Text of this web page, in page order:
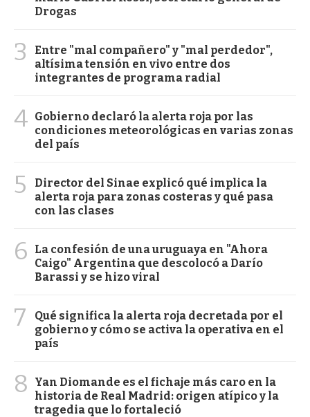
Drogas
3
Entre "mal compañero" y "mal perdedor",
altísima tensión en vivo entre dos
integrantes de programa radial
4 Gobierno declaró la alerta roja por las
condiciones meteorológicas en varias zonas
del país
5
Director del Sinae explicó qué implica la
alerta roja para zonas costeras y qué pasa
con las clases
6
La confesión de una uruguaya en "Ahora
Caigo" Argentina que descolocó a Darío
Barassi y se hizo viral
7
Qué significa la alerta roja decretada por el
gobierno y cómo se activa la operativa en el
país
8
Yan Diomande es el fichaje más caro en la
historia de Real Madrid: origen atípico y la
tragedia que lo fortaleció